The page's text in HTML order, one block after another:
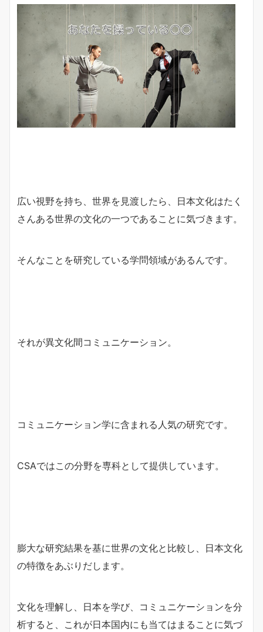
広い視野を持ち、世界を見渡したら、日本文化はたく
さんある世界の文化の一つであることに気づきます。
そんなことを研究している学問領域があるんです。
それが異文化間コミュニケーション。
コミュニケーション学に含まれる人気の研究です。
CSAではこの分野を専科として提供しています。
膨大な研究結果を基に世界の文化と比較し、日本文化
の特徴をあぶりだします。
文化を理解し、日本を学び、コミュニケーションを分
析すると、これが日本国内にも当てはまることに気づ